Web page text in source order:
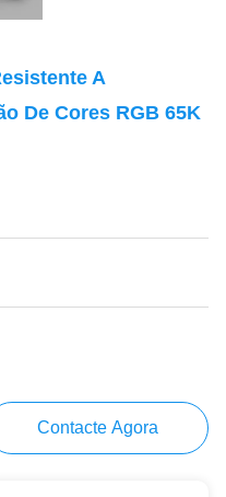
A
De Cores RGB 65K
Contacte Agora